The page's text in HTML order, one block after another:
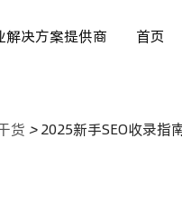
解决方案提供商 首页
货 > 2025新手SEO收录指